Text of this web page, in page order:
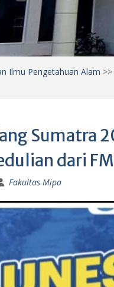
Ilmu Pengetahuan Alam >>
Sumatra
dari
Fakultas Mipa